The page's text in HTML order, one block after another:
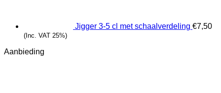
Jigger 3-5 cl met schaalverdeling €7,50
(Inc. VAT 25%)
Aanbieding